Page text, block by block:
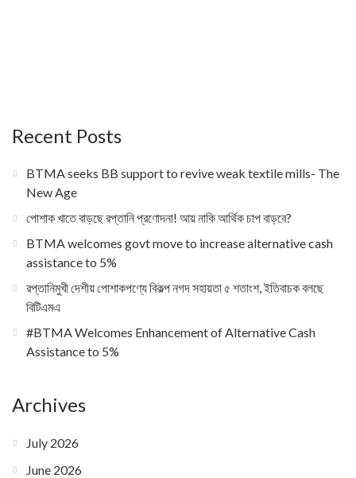
Recent Posts
BTMA seeks BB support to revive weak textile mills- The
New Age
পোশাক খাতে বাড়ছে রপ্তানি প্রণোদনা! আয় নাকি আর্থিক চাপ বাড়বে?
BTMA welcomes govt move to increase alternative cash
assistance to 5%
রপ্তানিমুখী দেশীয় পোশাকপণ্যে বিকল্প নগদ সহায়তা ৫ শতাংশ, ইতিবাচক বলছে
বিটিএমএ
#BTMA Welcomes Enhancement of Alternative Cash
Assistance to 5%
Archives
July 2026
June 2026